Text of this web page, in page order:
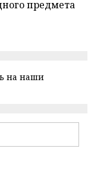
предмета
на наши